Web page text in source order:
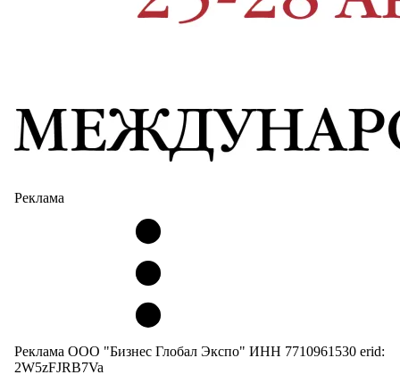
Реклама
Реклама ООО "Бизнес Глобал Экспо" ИНН 7710961530 erid:
2W5zFJRB7Va